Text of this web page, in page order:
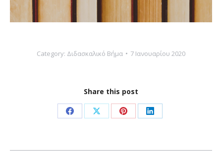
Category: Διδασκαλικό Βήμα 7 Ιανουαρίου 2020
Share this post
Share
Facebook
Share
X
Share
Pinterest
Share
LinkedIn